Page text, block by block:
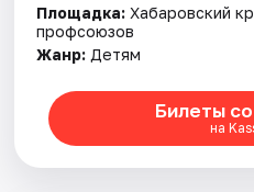
Площадка: Хабаровский
профсоюзов
Жанр: Детям
Билеты
на